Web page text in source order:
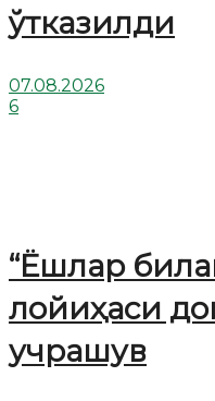
ўтказилди
07.08.2026
6
“Ёшлар
лойиҳаси
учрашув